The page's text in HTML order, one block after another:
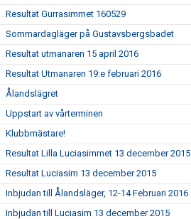
Resultat Gurrasimmet 160529
Sommardagläger på Gustavsbergsbadet
Resultat utmanaren 15 april 2016
Resultat Utmanaren 19:e februari 2016
Ålandslägret
Uppstart av vårterminen
Klubbmästare!
Resultat Lilla Luciasimmet 13 december 2015
Resultat Luciasim 13 december 2015
Inbjudan till Ålandsläger, 12-14 Februari 2016
Inbjudan till Luciasim 13 december 2015